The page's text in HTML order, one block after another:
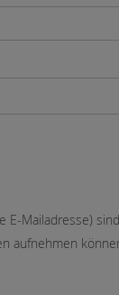
E-Mailadresse)
aufnehmen